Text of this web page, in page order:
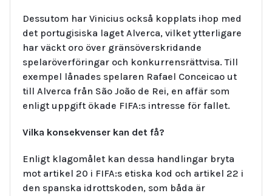
Dessutom har Vinicius också kopplats ihop med
det portugisiska laget Alverca, vilket ytterligare
har väckt oro över gränsöverskridande
spelaröverföringar och konkurrensrättvisa. Till
exempel lånades spelaren Rafael Conceicao ut
till Alverca från São João de Rei, en affär som
enligt uppgift ökade FIFA:s intresse för fallet.
Vilka konsekvenser kan det få?
Enligt klagomålet kan dessa handlingar bryta
mot artikel 20 i FIFA:s etiska kod och artikel 22 i
den spanska idrottskoden, som båda är